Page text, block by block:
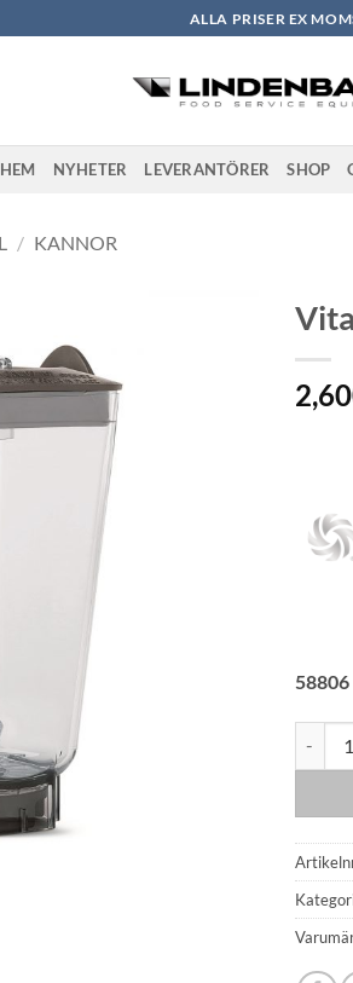
ALLA PRISER EX
HEM NYHETER LEVERANTÖRER SHOP
/ KANNOR
58806